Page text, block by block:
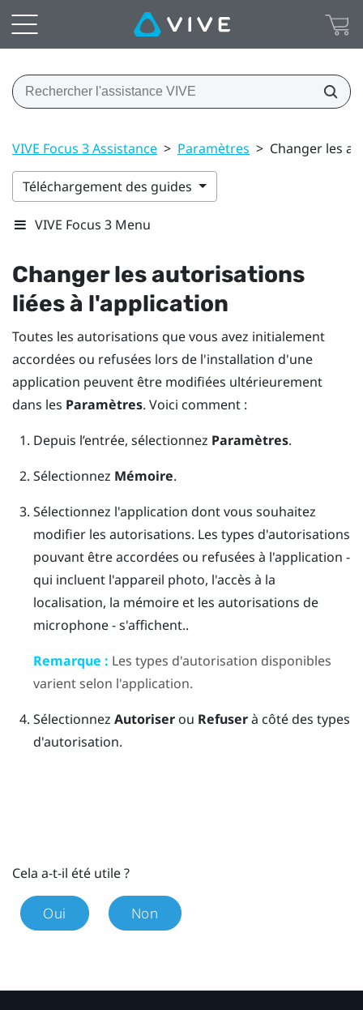
VIVE Focus 3 Assistance > Paramètres > Changer les
Téléchargement des guides
VIVE Focus 3 Menu
Changer les autorisations
liées à l'application
Toutes les autorisations que vous avez initialement
accordées ou refusées lors de l'installation d'une
application peuvent être modifiées ultérieurement
dans les Paramètres. Voici comment :
Depuis l’entrée, sélectionnez Paramètres.
Sélectionnez Mémoire.
Sélectionnez l'application dont vous souhaitez
modifier les autorisations. Les types d'autorisations
pouvant être accordées ou refusées à l'application -
qui incluent l'appareil photo, l'accès à la
localisation, la mémoire et les autorisations de
microphone - s'affichent..
Remarque : Les types d'autorisation disponibles
varient selon l'application.
Sélectionnez Autoriserou Refuserà côté des types
d'autorisation.
Cela a-t-il été utile ?
Oui Non